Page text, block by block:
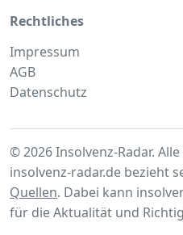
Rechtliches
Impressum
AGB
Datenschutz
© 2026 Insolvenz-Radar.
insolvenz-radar.de bezieht
Quellen. Dabei kann
für die Aktualität und